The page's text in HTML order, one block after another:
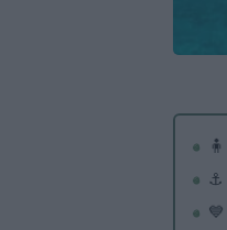
🧍
⚓
💙